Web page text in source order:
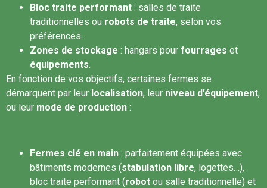
Bloc traite performant : salles de traite
traditionnelles ou robots de traite, selon vos
préférences.
Zones de stockage : hangars pour fourrages et
équipements.
En fonction de vos objectifs, certaines fermes se
démarquent par leur localisation, leur niveau d’équipement,
ou leur mode de production :
Fermes clé en main : parfaitement équipées avec
bâtiments modernes (stabulation libre, logettes…),
bloc traite performant (robot ou salle traditionnelle) et